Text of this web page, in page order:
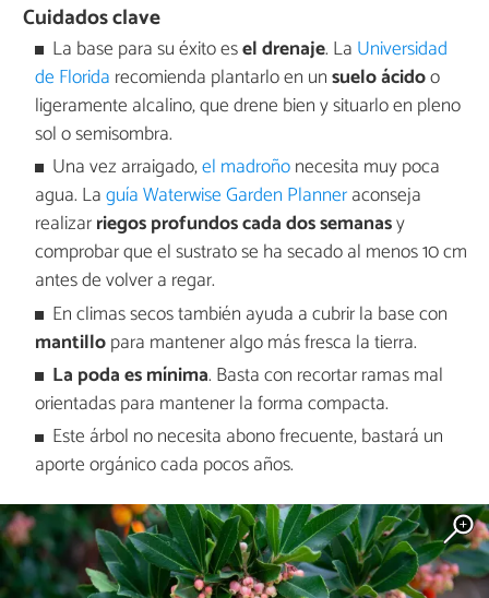
Cuidados clave
La base para su éxito esel drenaje. La Universidad
de Florida recomienda plantarlo en unsuelo ácidoo
ligeramente alcalino, que drene bien y situarlo en pleno
sol o semisombra.
Una vez arraigado,el madroñonecesita muy poca
agua. Laguía Waterwise Garden Planneraconseja
realizarriegos profundos cada dos semanasy
comprobar que el sustrato se ha secado al menos 10 cm
antes de volver a regar.
En climas secos también ayuda a cubrir la base con
mantillopara mantener algo más fresca la tierra.
La poda es mínima. Basta con recortar ramas mal
orientadas para mantener la forma compacta.
Este árbol no necesita abono frecuente, bastará un
aporte orgánico cada pocos años.